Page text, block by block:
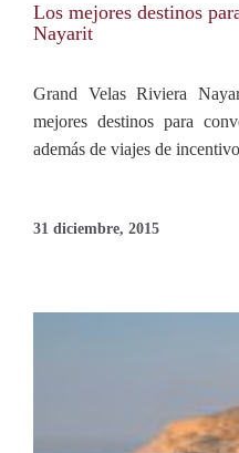
Los mejores destinos
Nayarit
Grand Velas Riviera
mejores destinos para
además de viajes de
31 diciembre, 2015